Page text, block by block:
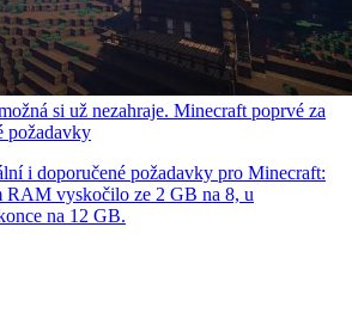
si už nezahraje. Minecraft poprvé za
požadavky
i doporučené požadavky pro Minecraft:
RAM vyskočilo ze 2 GB na 8, u
na 12 GB.